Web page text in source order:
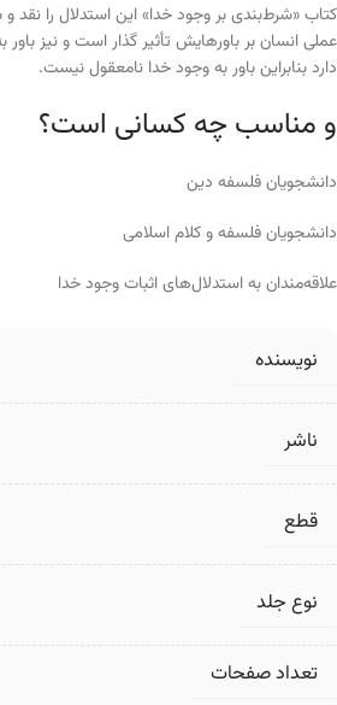
کتاب «شرط‌بندی بر وجود خدا» این استدلال را نقد
عملی انسان بر باورهایش تأثیر گذار است و نیز
دارد بنابراین باور به وجود خدا نامعقول نیست.
و مناسب چه کسانی است؟
دانشجویان فلسفه دین
دانشجویان فلسفه و کلام اسلامی
علاقه‌مندان به استدلال‌های اثبات وجود خدا
نویسنده
ناشر
قطع
نوع جلد
تعداد صفحات